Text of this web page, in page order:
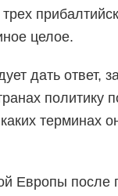
целое.
дать ответ,
политику
терминах
Европы после